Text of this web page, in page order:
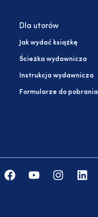
Dla utorów
Jak wydać książkę
Ścieżka wydawnicza
Instrukcja wydawnicza
Formularze do pobrania